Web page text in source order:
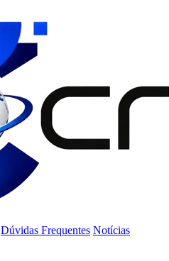
Dúvidas Frequentes Notícias